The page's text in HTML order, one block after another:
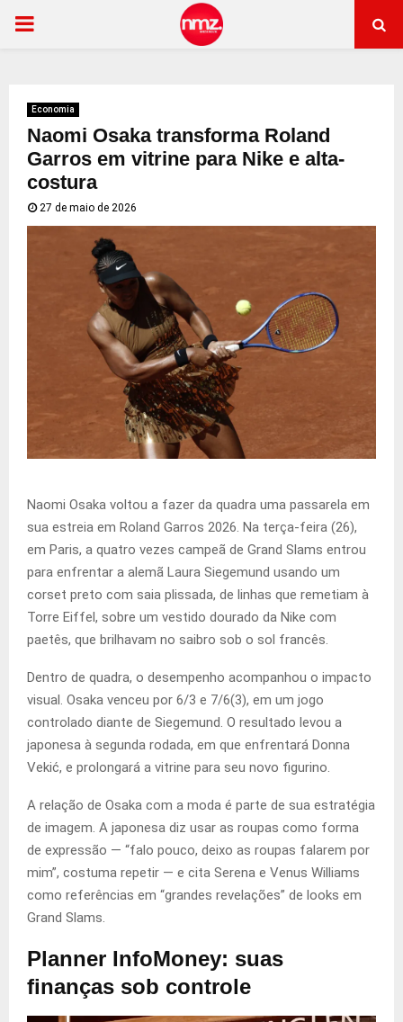
PRIMARY
Economia
Naomi Osaka transforma Roland
Garros em vitrine para Nike e alta-
costura
27 de maio de 2026
Naomi Osaka voltou a fazer da quadra uma passarela em
sua estreia em Roland Garros 2026. Na terça-feira (26),
em Paris, a quatro vezes campeã de Grand Slams entrou
para enfrentar a alemã Laura Siegemund usando um
corset preto com saia plissada, de linhas que remetiam à
Torre Eiffel, sobre um vestido dourado da Nike com
paetês, que brilhavam no saibro sob o sol francês.
Dentro de quadra, o desempenho acompanhou o impacto
visual. Osaka venceu por 6/3 e 7/6(3), em um jogo
controlado diante de Siegemund. O resultado levou a
japonesa à segunda rodada, em que enfrentará Donna
Vekić, e prolongará a vitrine para seu novo figurino.
A relação de Osaka com a moda é parte de sua estratégia
de imagem. A japonesa diz usar as roupas como forma
de expressão — “falo pouco, deixo as roupas falarem por
mim”, costuma repetir — e cita Serena e Venus Williams
como referências em “grandes revelações” de looks em
Grand Slams.
Planner InfoMoney: suas
finanças sob controle